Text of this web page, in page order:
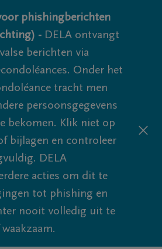
phishingberichten
- DELA ontvangt
berichten via
Onder het
tracht men
persoonsgegevens
bekomen. Klik niet op
bijlagen en controleer
DELA
acties om dit te
tot phishing en
nooit volledig uit te